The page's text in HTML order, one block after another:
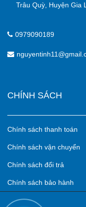
Trâu Quỳ, Huyện Gia
0979090189
CHÍNH SÁCH
Chính sách thanh toán
Chính sách vận chuyển
Chính sách đổi trả
Chính sách bảo hành